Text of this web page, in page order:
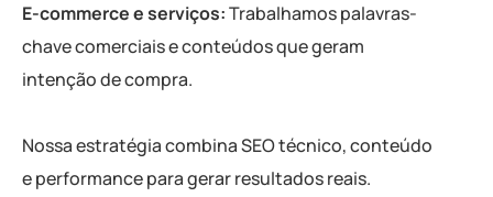
E-commerce e serviços:Trabalhamos palavras-
chave comerciais e conteúdos que geram
intenção de compra.
Nossa estratégia combina SEO técnico, conteúdo
e performance para gerar resultados reais.